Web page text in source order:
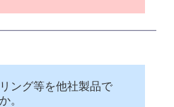
ング等を他社製品で
。